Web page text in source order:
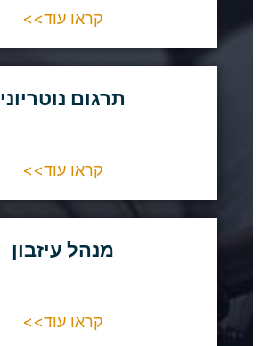
קראו עוד>>
תרגום נוטריוני
קראו עוד>>
מנהל עיזבון
קראו עוד>>